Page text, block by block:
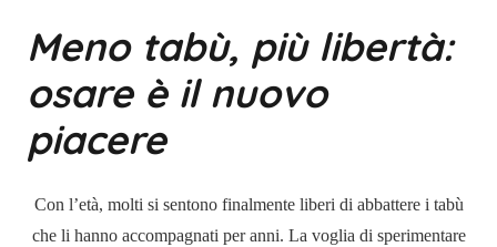
Meno tabù, più libertà:
osare è il nuovo
piacere
Con l’età, molti si sentono finalmente liberi di abbattere i tabù
che li hanno accompagnati per anni. La voglia di sperimentare